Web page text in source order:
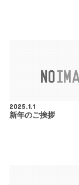
2025.1.1
新年のご挨拶